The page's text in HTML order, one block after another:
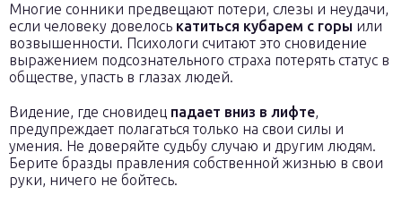
Многие сонники предвещают потери, слезы и неудачи,
если человеку довелось катиться кубарем с горы или
возвышенности. Психологи считают это сновидение
выражением подсознательного страха потерять статус в
обществе, упасть в глазах людей.
Видение, где сновидец падает вниз в лифте,
предупреждает полагаться только на свои силы и
умения. Не доверяйте судьбу случаю и другим людям.
Берите бразды правления собственной жизнью в свои
руки, ничего не бойтесь.